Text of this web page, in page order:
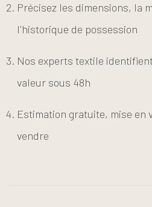
Précisez les dimensions, la
l'historique de possession
Nos experts textile
valeur sous 48h
Estimation gratuite, mise en
vendre